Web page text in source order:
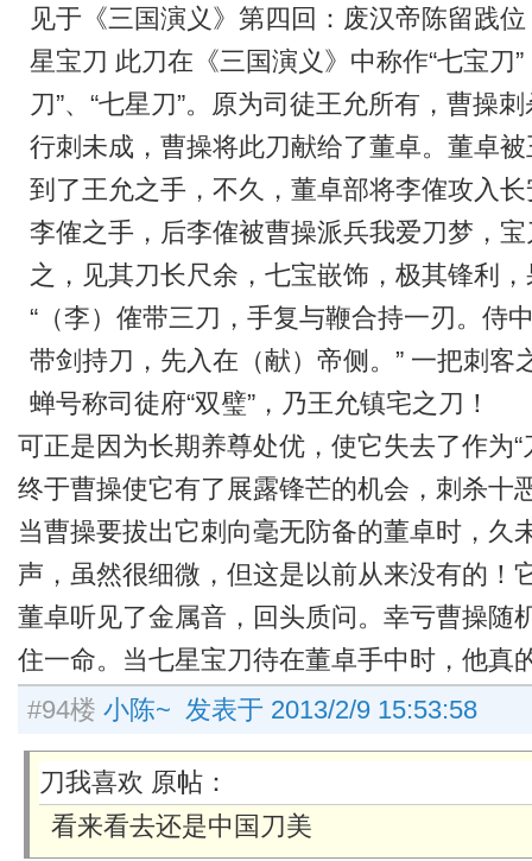
见于《三国演义》第四回：废汉帝陈留践
星宝刀 此刀在《三国演义》中称作“七宝刀
刀”、“七星刀”。原为司徒王允所有，曹操
行刺未成，曹操将此刀献给了董卓。董卓
到了王允之手，不久，董卓部将李傕攻入
李傕之手，后李傕被曹操派兵我爱刀梦，
之，见其刀长尺余，七宝嵌饰，极其锋利
“（李）傕带三刀，手复与鞭合持一刃。侍
带剑持刀，先入在（献）帝侧。” 一把刺客
蝉号称司徒府“双璧”，乃王允镇宅之刀！
可正是因为长期养尊处优，使它失去了作为“
终于曹操使它有了展露锋芒的机会，刺杀十
当曹操要拔出它刺向毫无防备的董卓时，久
声，虽然很细微，但这是以前从来没有的！
董卓听见了金属音，回头质问。幸亏曹操随
住一命。当七星宝刀待在董卓手中时，他真
#94楼 小陈~ 发表于 2013/2/9 15:53:58
刀我喜欢 原帖：
看来看去还是中国刀美